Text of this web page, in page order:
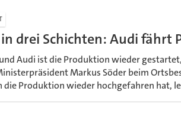
drei Schichten: Audi fährt
Audi ist die Produktion wieder
Markus Söder beim
die Produktion wieder hochgefahren hat,